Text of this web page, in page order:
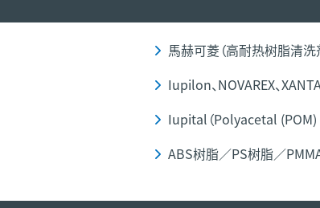
馬赫可菱（高耐热树脂清洗
Iupilon、NOVAREX、
Iupital（Polyacetal (POM)
ABS树脂／PS树脂／